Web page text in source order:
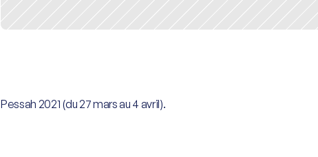
Pessah 2021 (du 27 mars au 4 avril).